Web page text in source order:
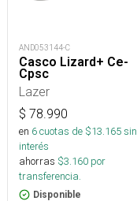
AND053144-C
Casco Lizard+ Ce-
Cpsc
Lazer
$ 78.990
en 6cuotas de $13.165sin
interés
ahorras $3.160 por
transferencia.
Disponible